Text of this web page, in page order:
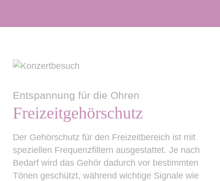
Entspannung für die Ohren
Freizeitgehörschutz
Der Gehörschutz für den Freizeitbereich ist mit
speziellen Frequenzfiltern ausgestattet. Je nach
Bedarf wird das Gehör dadurch vor bestimmten
Tönen geschützt, während wichtige Signale wie